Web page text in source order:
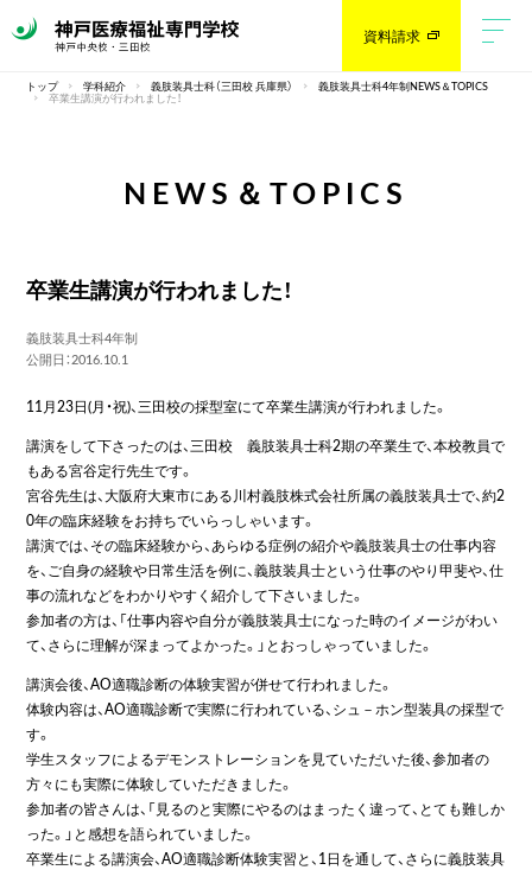
資料請求
トップ 学科紹介 義肢装具士科（三田校 兵庫県） 義肢装具士科4年制NEWS＆TOPICS
卒業生講演が行われました！
NEWS＆TOPICS
卒業生講演が行われました！
義肢装具士科4年制
公開日：2016.10.1
11月23日(月・祝)、三田校の採型室にて卒業生講演が行われました。
講演をして下さったのは、三田校 義肢装具士科2期の卒業生で、本校教員で
もある宮谷定行先生です。
宮谷先生は、大阪府大東市にある川村義肢株式会社所属の義肢装具士で、約2
0年の臨床経験をお持ちでいらっしゃいます。
講演では、その臨床経験から、あらゆる症例の紹介や義肢装具士の仕事内容
を、ご自身の経験や日常生活を例に、義肢装具士という仕事のやり甲斐や、仕
事の流れなどをわかりやすく紹介して下さいました。
参加者の方は、「仕事内容や自分が義肢装具士になった時のイメージがわい
て、さらに理解が深まってよかった。」とおっしゃっていました。
講演会後、AO適職診断の体験実習が併せて行われました。
体験内容は、AO適職診断で実際に行われている、シュ－ホン型装具の採型で
す。
学生スタッフによるデモンストレーションを見ていただいた後、参加者の
方々にも実際に体験していただきました。
参加者の皆さんは、「見るのと実際にやるのはまったく違って、とても難しか
った。」と感想を語られていました。
卒業生による講演会、AO適職診断体験実習と、1日を通して、さらに義肢装具